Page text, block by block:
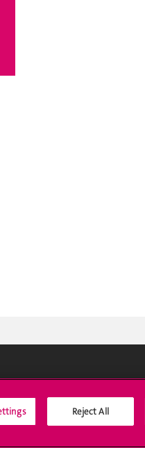
Reject All